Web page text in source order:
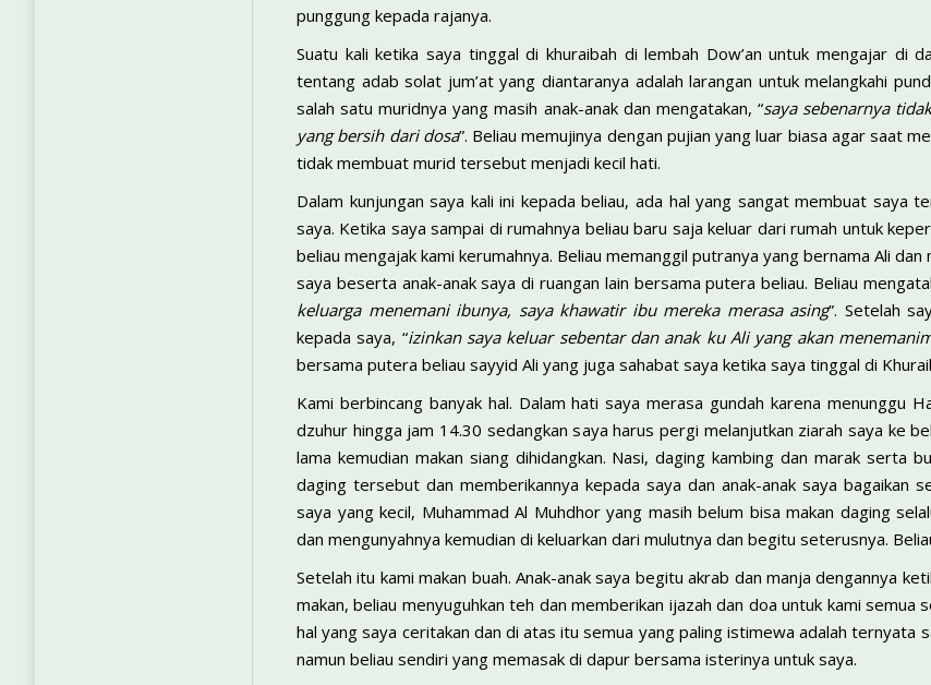
punggung kepada rajanya.
Suatu kali ketika saya tinggal di khuraibah di lembah Dow’an untuk mengajar di
tentang adab solat jum’at yang diantaranya adalah larangan untuk melangkahi
salah satu muridnya yang masih anak-anak dan mengatakan, “saya sebenarnya
yang bersih dari dosa”. Beliau memujinya dengan pujian yang luar biasa agar saat
tidak membuat murid tersebut menjadi kecil hati.
Dalam kunjungan saya kali ini kepada beliau, ada hal yang sangat membuat saya
saya. Ketika saya sampai di rumahnya beliau baru saja keluar dari rumah untuk
beliau mengajak kami kerumahnya. Beliau memanggil putranya yang bernama Ali
saya beserta anak-anak saya di ruangan lain bersama putera beliau. Beliau
keluarga menemani ibunya, saya khawatir ibu mereka merasa asing”. Setelah
kepada saya, “izinkan saya keluar sebentar dan anak ku Ali yang akan
bersama putera beliau sayyid Ali yang juga sahabat saya ketika saya tinggal di
Kami berbincang banyak hal. Dalam hati saya merasa gundah karena menunggu
dzuhur hingga jam 14.30 sedangkan saya harus pergi melanjutkan ziarah saya ke
lama kemudian makan siang dihidangkan. Nasi, daging kambing dan marak serta
daging tersebut dan memberikannya kepada saya dan anak-anak saya bagaikan
saya yang kecil, Muhammad Al Muhdhor yang masih belum bisa makan daging
dan mengunyahnya kemudian di keluarkan dari mulutnya dan begitu seterusnya.
Setelah itu kami makan buah. Anak-anak saya begitu akrab dan manja dengannya
makan, beliau menyuguhkan teh dan memberikan ijazah dan doa untuk kami
hal yang saya ceritakan dan di atas itu semua yang paling istimewa adalah ternyata
namun beliau sendiri yang memasak di dapur bersama isterinya untuk saya.